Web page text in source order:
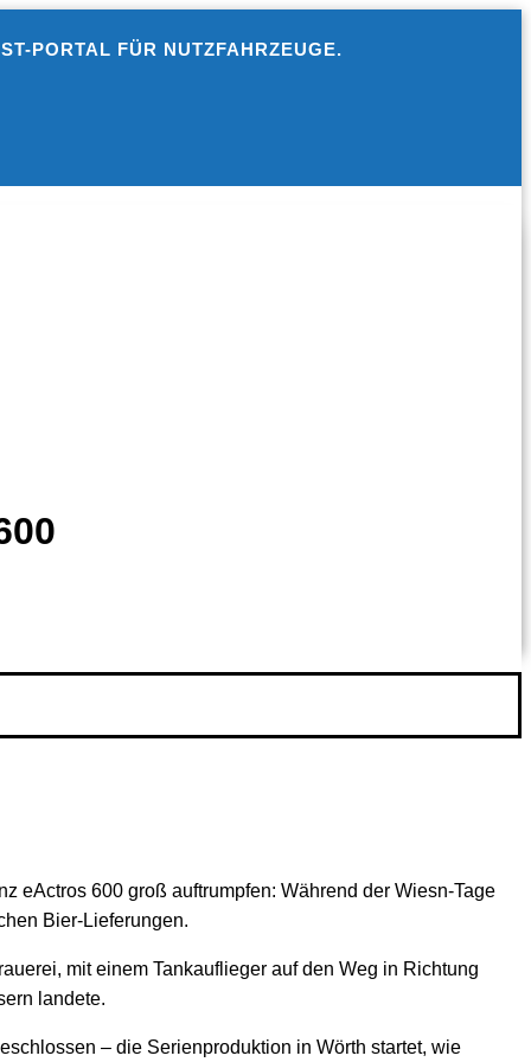
PORTAL FÜR NUTZFAHRZEUGE.
eActros 600 groß auftrumpfen: Während der Wiesn-Tage
Bier-Lieferungen.
mit einem Tankauflieger auf den Weg in Richtung
landete.
– die Serienproduktion in Wörth startet, wie